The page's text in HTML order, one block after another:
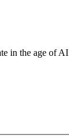
in the age of AI